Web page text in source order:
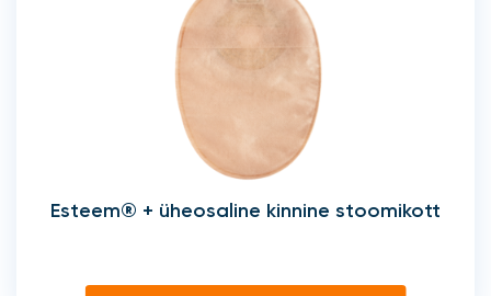
Esteem® + üheosaline kinnine stoomikott